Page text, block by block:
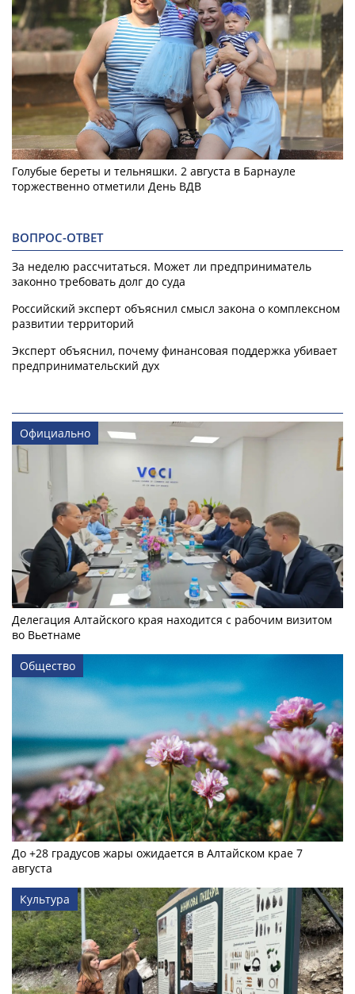
Голубые береты и тельняшки. 2 августа в Барнауле
торжественно отметили День ВДВ
ВОПРОС-ОТВЕТ
За неделю рассчитаться. Может ли предприниматель
законно требовать долг до суда
Российский эксперт объяснил смысл закона о комплексном
развитии территорий
Эксперт объяснил, почему финансовая поддержка убивает
предпринимательский дух
Официально
Делегация Алтайского края находится с рабочим визитом
во Вьетнаме
Общество
До +28 градусов жары ожидается в Алтайском крае 7
августа
Культура